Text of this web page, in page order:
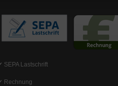
SEPA Lastschrift
Rechnung